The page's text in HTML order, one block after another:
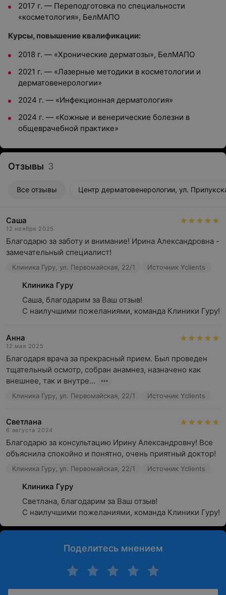
2017 г. — Переподготовка по специальности
«косметология», БелМАПО
Курсы, повышение квалификации:
2018 г. — «Хронические дерматозы», БелМАПО
2021 г. — «Лазерные методики в косметологии и
дерматовенерологии»
2024 г. — «Инфекционная дерматология»
2024 г. — «Кожные и венерические болезни в
общеврачебной практике»
Отзывы 3
Все отзывы Центр дерматовенерологии, ул.
Саша
12 ноября 2025
Благодарю за заботу и внимание! Ирина Александровна -
замечательный специалист!
Клиника Гуру, ул. Первомайская, 22/1 Источник Yclients
Клиника Гуру
Саша, благодарим за Ваш отзыв!
С наилучшими пожеланиями, команда Клиники Гуру!
Анна
12 мая 2025
Благодаря врача за прекрасный прием. Был проведен
тщательный осмотр, собран анамнез, назначено как
внешнее, так и внутре...
Клиника Гуру, ул. Первомайская, 22/1 Источник Yclients
Светлана
6 августа 2024
Благодарю за консультацию Ирину Александровну! Все
объяснила спокойно и понятно, очень приятный доктор!
Клиника Гуру, ул. Первомайская, 22/1 Источник Yclients
Клиника Гуру
Светлана, благодарим за Ваш отзыв!
С наилучшими пожеланиями, команда Клиники Гуру!
Поделитесь мнением